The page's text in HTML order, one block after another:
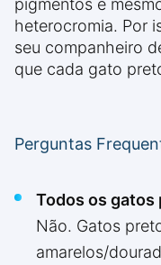
pigmentos e
heterocromia. Por
seu companheiro
que cada gato
Perguntas
Todos os
Não. Gatos
amarelos/